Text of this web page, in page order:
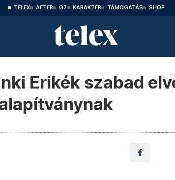
TELEX AFTER G7 KARAKTER TÁMOGATÁS SHOP
Erikék szabad